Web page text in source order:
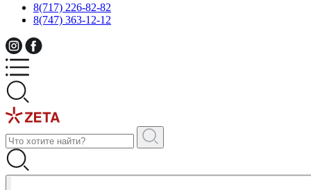
8(717) 226-82-82
8(747) 363-12-12